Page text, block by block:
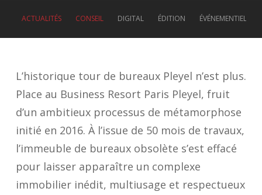
ACTUALITÉS CONSEIL DIGITAL ÉDITION ÉVÉNEMENTIEL
L’historique tour de bureaux Pleyel n’est plus.
Place au Business Resort Paris Pleyel, fruit
d’un ambitieux processus de métamorphose
initié en 2016. À l’issue de 50 mois de travaux,
l’immeuble de bureaux obsolète s’est effacé
pour laisser apparaître un complexe
immobilier inédit, multiusage et respectueux